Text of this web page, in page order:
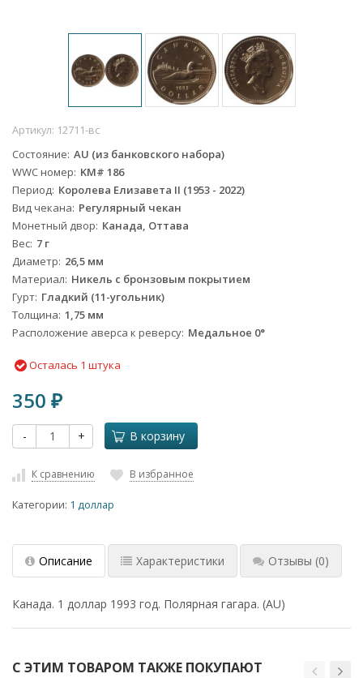
Артикул: 12711-вс
Состояние AU (из банковского набора)
WWC номер KM# 186
Период Королева Елизавета II (1953 - 2022)
Вид чекана Регулярный чекан
Монетный двор Канада, Оттава
Вес 7 г
Диаметр 26,5 мм
Материал Никель с бронзовым покрытием
Гурт Гладкий (11-угольник)
Толщина 1,75 мм
Расположение аверса к реверсу Медальное 0°
Осталась 1 штука
350 ₽
- + В корзину
К сравнению В избранное
Категории: 1 доллар
Описание Характеристики Отзывы (0)
Канада. 1 доллар 1993 год. Полярная гагара. (AU)
С ЭТИМ ТОВАРОМ ТАКЖЕ ПОКУПАЮТ